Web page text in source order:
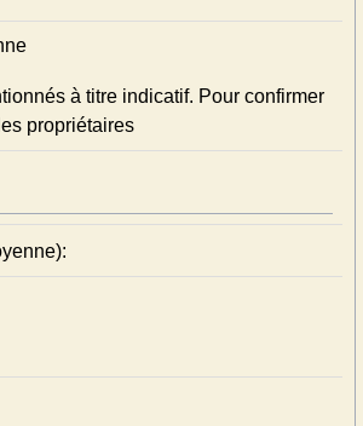
à titre indicatif. Pour confirmer
propriétaires